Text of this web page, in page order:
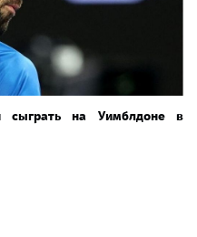
сыграть на Уимблдоне в